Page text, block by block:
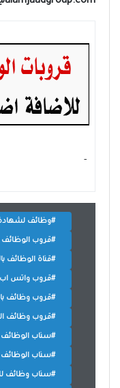
- ‏
#وظائف لشهادة
#قروب الوظائف
#قناة الوظائف
#قروب واتس اب
#قروب وظائف
#قروب وظائف
#سناب الوظائف
#سناب الوظائف
#سناب وظائف